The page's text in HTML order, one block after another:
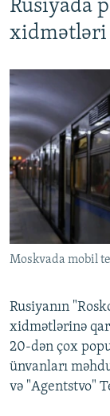
Rusiyada
xidmətləri
Moskvada mobil
Rusiyanın
xidmətlərinə
20-dən çox
ünvanları
və "Agentstvo"